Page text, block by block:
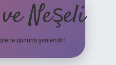
Neşeli
gününü şenlendir!